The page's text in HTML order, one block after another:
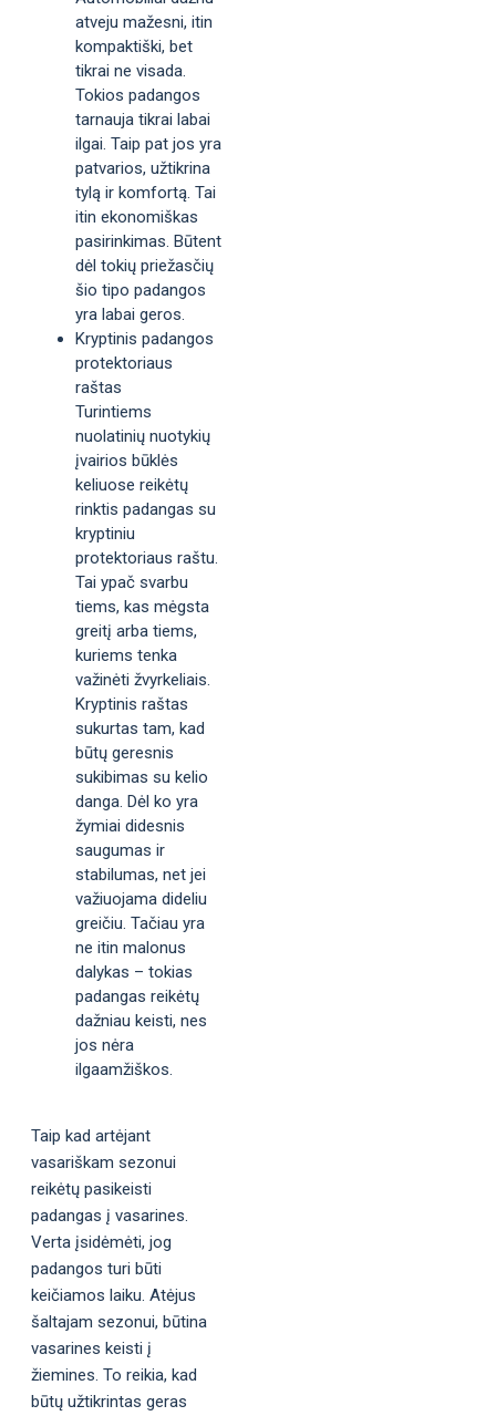
atveju mažesni, itin
kompaktiški, bet
tikrai ne visada.
Tokios padangos
tarnauja tikrai labai
ilgai. Taip pat jos yra
patvarios, užtikrina
tylą ir komfortą. Tai
itin ekonomiškas
pasirinkimas. Būtent
dėl tokių priežasčių
šio tipo padangos
yra labai geros.
Kryptinis padangos
protektoriaus
raštas
Turintiems
nuolatinių nuotykių
įvairios būklės
keliuose reikėtų
rinktis padangas su
kryptiniu
protektoriaus raštu.
Tai ypač svarbu
tiems, kas mėgsta
greitį arba tiems,
kuriems tenka
važinėti žvyrkeliais.
Kryptinis raštas
sukurtas tam, kad
būtų geresnis
sukibimas su kelio
danga. Dėl ko yra
žymiai didesnis
saugumas ir
stabilumas, net jei
važiuojama dideliu
greičiu. Tačiau yra
ne itin malonus
dalykas – tokias
padangas reikėtų
dažniau keisti, nes
jos nėra
ilgaamžiškos.
Taip kad artėjant
vasariškam sezonui
reikėtų pasikeisti
padangas į vasarines.
Verta įsidėmėti, jog
padangos turi būti
keičiamos laiku. Atėjus
šaltajam sezonui, būtina
vasarines keisti į
žiemines. To reikia, kad
būtų užtikrintas geras